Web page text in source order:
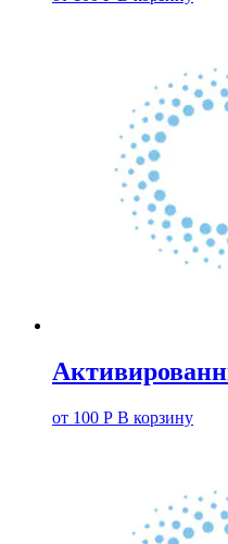
от 100 Р В корзину